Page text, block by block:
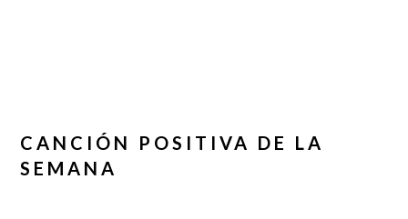
CANCIÓN POSITIVA DE LA
SEMANA